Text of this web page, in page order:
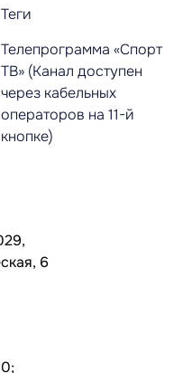
Теги
Телепрограмма «Спорт
ТВ» (Канал доступен
через кабельных
операторов на 11-й
кнопке)
6